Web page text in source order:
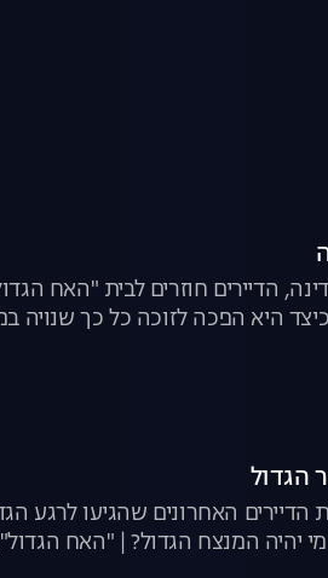
הדיירים חוזרים לבית "האח
היא הפכה לזוכה כל כך שנויה
הדיירים האחרונים שהגיעו לרגע
יהיה המנצח הגדול? | "האח